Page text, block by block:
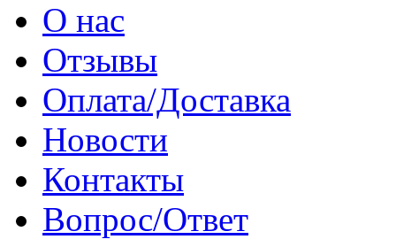
О нас
Отзывы
Оплата/Доставка
Новости
Контакты
Вопрос/Ответ